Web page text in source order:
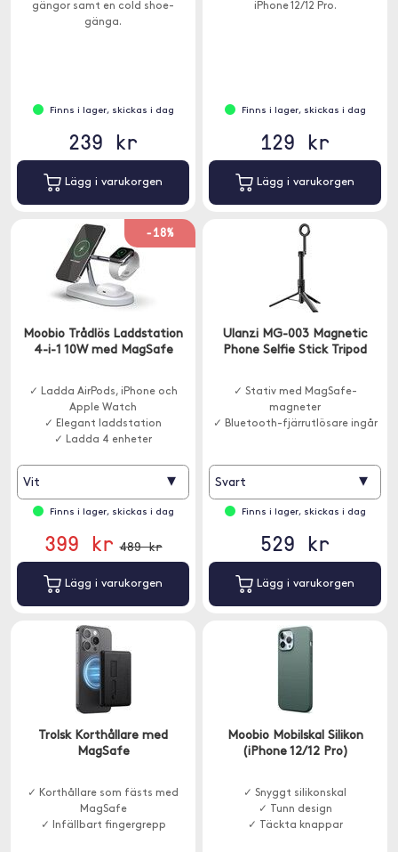
gängor samt en cold shoe-
gänga.
Finns i lager, skickas i dag
239 kr
Lägg i varukorgen
iPhone 12/12 Pro.
Finns i lager, skickas i dag
129 kr
Lägg i varukorgen
-18%
Moobio Trådlös Laddstation
4-i-1 10W med MagSafe
✓ Ladda AirPods, iPhone och
Apple Watch
✓ Elegant laddstation
✓ Ladda 4 enheter
Vit ▾
Finns i lager, skickas i dag
399 kr 489 kr
Lägg i varukorgen
Ulanzi MG-003 Magnetic
Phone Selfie Stick Tripod
✓ Stativ med MagSafe-
magneter
✓ Bluetooth-fjärrutlösare ingår
Svart ▾
Finns i lager, skickas i dag
529 kr
Lägg i varukorgen
Trolsk Korthållare med
MagSafe
✓ Korthållare som fästs med
MagSafe
✓ Infällbart fingergrepp
Moobio Mobilskal Silikon
(iPhone 12/12 Pro)
✓ Snyggt silikonskal
✓ Tunn design
✓ Täckta knappar